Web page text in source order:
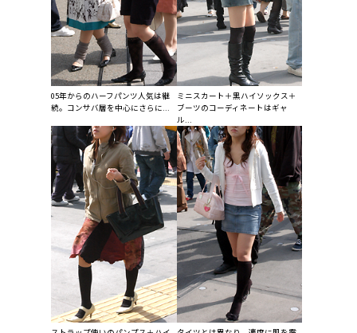
05年からのハーフパンツ人気は継
続。コンサバ層を中心にさらに...
ミニスカート＋黒ハイソックス＋
ブーツのコーディネートはギャ
ル...